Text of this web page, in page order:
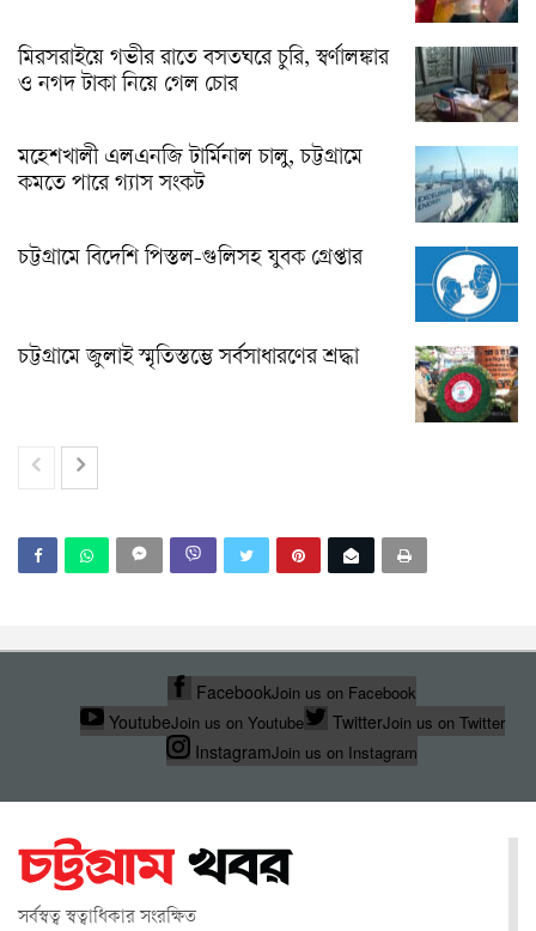
মিরসরাইয়ে গভীর রাতে বসতঘরে চুরি, স্বর্ণালঙ্কার
ও নগদ টাকা নিয়ে গেল চোর
মহেশখালী এলএনজি টার্মিনাল চালু, চট্টগ্রামে
কমতে পারে গ্যাস সংকট
চট্টগ্রামে বিদেশি পিস্তল-গুলিসহ যুবক গ্রেপ্তার
চট্টগ্রামে জুলাই স্মৃতিস্তম্ভে সর্বসাধারণের শ্রদ্ধা
FacebookJoin us on Facebook
YoutubeJoin us on Youtube TwitterJoin us on Twitter
InstagramJoin us on Instagram
সর্বস্বত্ব স্বত্বাধিকার সংরক্ষিত